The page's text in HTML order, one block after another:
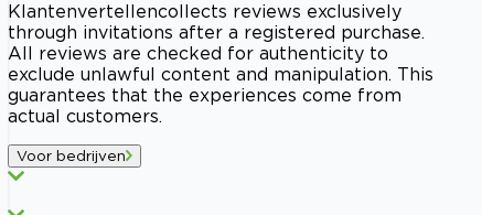
Klantenvertellencollects reviews exclusively
through invitations after a registered purchase.
All reviews are checked for authenticity to
exclude unlawful content and manipulation. This
guarantees that the experiences come from
actual customers.
Voor bedrijven